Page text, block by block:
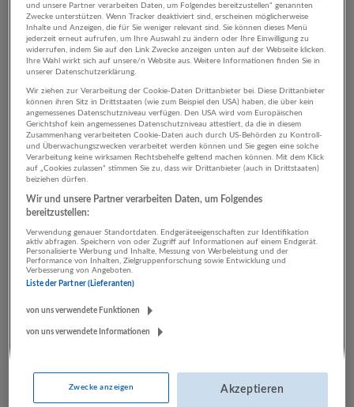
1 Sonstige Berufe Sonstige
Dienstleistungen
Unternehmen
Bergheim bei Salzburg
Bau | Beherbergung und Gastronomie | Einzelhandel |
und unsere Partner verarbeiten Daten, um Folgendes bereitzustellen“ genannten
Zwecke unterstützen. Wenn Tracker deaktiviert sind, erscheinen möglicherweise
Inhalte und Anzeigen, die für Sie weniger relevant sind. Sie können dieses Menü
jederzeit erneut aufrufen, um Ihre Auswahl zu ändern oder Ihre Einwilligung zu
widerrufen, indem Sie auf den Link Zwecke anzeigen unten auf der Webseite klicken.
Ihre Wahl wirkt sich auf unsere/n Website aus. Weitere Informationen finden Sie in
unserer Datenschutzerklärung.
Wir ziehen zur Verarbeitung der Cookie-Daten Drittanbieter bei. Diese Drittanbieter
können ihren Sitz in Drittstaaten (wie zum Beispiel den USA) haben, die über kein
angemessenes Datenschutzniveau verfügen. Den USA wird vom Europäischen
Gerichtshof kein angemessenes Datenschutzniveau attestiert, da die in diesem
Zusammenhang verarbeiteten Cookie-Daten auch durch US-Behörden zu Kontroll-
und Überwachungszwecken verarbeitet werden können und Sie gegen eine solche
Verarbeitung keine wirksamen Rechtsbehelfe geltend machen können. Mit dem Klick
auf „Cookies zulassen“ stimmen Sie zu, dass wir Drittanbieter (auch in Drittstaaten)
beiziehen dürfen.
Wir und unsere Partner verarbeiten Daten, um Folgendes
bereitzustellen:
Verwendung genauer Standortdaten. Endgeräteeigenschaften zur Identifikation
aktiv abfragen. Speichern von oder Zugriff auf Informationen auf einem Endgerät.
Personalisierte Werbung und Inhalte, Messung von Werbeleistung und der
Performance von Inhalten, Zielgruppenforschung sowie Entwicklung und
Verbesserung von Angeboten.
Liste der Partner (Lieferanten)
von uns verwendete Funktionen
von uns verwendete Informationen
Zwecke anzeigen Akzeptieren